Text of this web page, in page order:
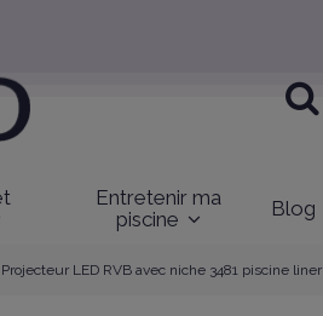
Entretenir ma
piscine
Blog
Projecteur LED RVB avec niche 3481 piscine liner